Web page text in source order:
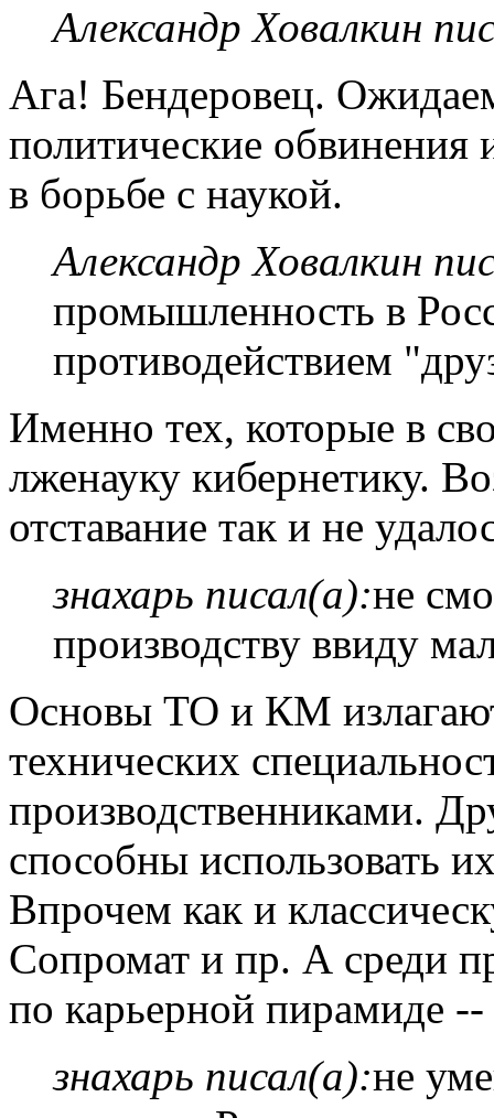
Александр Ховалкин
Ага! Бендеровец.
политические
в борьбе с наукой.
Александр Ховалкин
промышленность в
противодействием
Именно тех, которые в
лженауку кибернетику.
отставание так и не
знахарь писал(а):не
производству ввиду
Основы ТО и КМ
технических
производственниками.
способны использовать
Впрочем как и
Сопромат и пр. А среди
по карьерной пирамиде --
знахарь писал(а):не